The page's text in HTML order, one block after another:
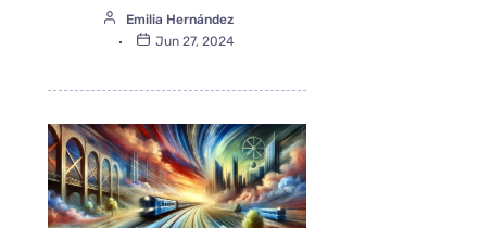
Emilia Hernández
Jun 27, 2024